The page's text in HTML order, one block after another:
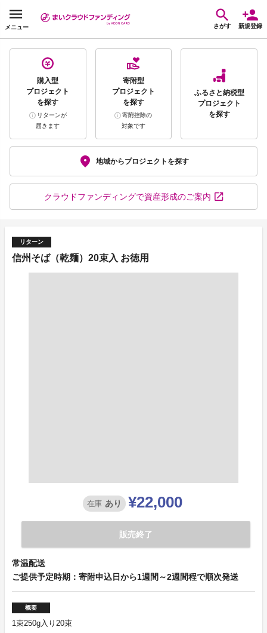
メニュー さがす 新規登録
購入型
プロジェクト
を探す
リターンが
届きます
寄附型
プロジェクト
を探す
寄附控除の
対象です
ふるさと納税型
プロジェクト
を探す
地域からプロジェクトを探す
クラウドファンディングで資産形成のご案内
リターン
信州そば（乾麺）20束入 お徳用
在庫 あり ¥22,000
販売終了
常温配送
ご提供予定時期：寄附申込日から1週間～2週間程で順次発送
概要
1束250g入り20束